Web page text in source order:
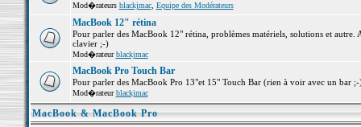
Mod�rateurs blackjmac, Equipe des Modérateurs
MacBook 12" rétina
Pour parler des MacBook 12" rétina, problèmes matériels, solutions et
clavier ;-)
Mod�rateurblackjmac
MacBook Pro Touch Bar
Pour parler des MacBook Pro 13"et 15" Touch Bar (rien à voir avec un bar
Mod�rateurblackjmac
MacBook & MacBook Pro